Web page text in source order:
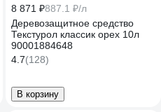
8 871 ₽887.1 ₽/л
Деревозащитное средство
Текстурол классик орех 10л
90001884648
4.7(128)
В корзину